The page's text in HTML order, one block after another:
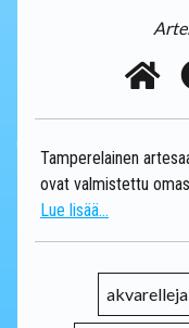
Tamperelainen
ovat valmistettu
Lue lisää...
akvarelleja